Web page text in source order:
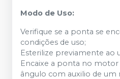
Modo de Uso:
Verifique se a ponta se
condições de uso;
Esterilize previamente ao
Encaixe a ponta no
ângulo com auxilio de um